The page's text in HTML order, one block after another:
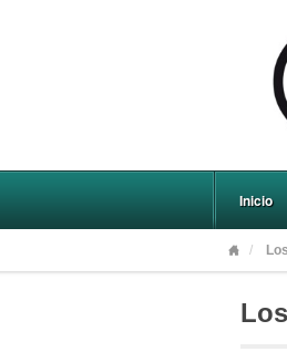
Inicio